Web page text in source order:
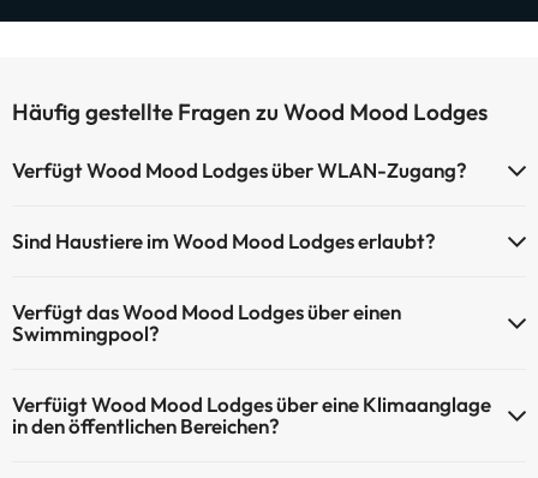
Häufig gestellte Fragen zu Wood Mood Lodges
Verfügt Wood Mood Lodges über WLAN-Zugang?
Sind Haustiere im Wood Mood Lodges erlaubt?
Verfügt das Wood Mood Lodges über einen
Swimmingpool?
Service ist eventuell gebührenpflichtig). Hier finden Sie weitere
Informationen über das Schwimmbad und andere Einrichtungen.
Verfüigt Wood Mood Lodges über eine Klimaanglage
in den öffentlichen Bereichen?